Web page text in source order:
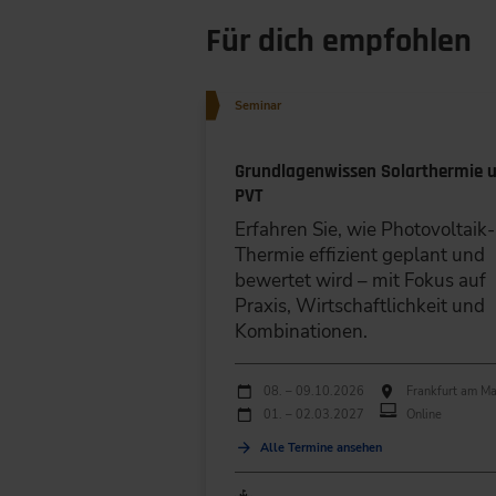
Für dich empfohlen
Seminar
Grundlagenwissen Solarthermie
PVT
Erfahren Sie, wie Photovoltaik-
Thermie effizient geplant und
bewertet wird – mit Fokus auf
Praxis, Wirtschaftlichkeit und
Kombinationen.
Durchführungen
Veranstaltungsdatum Veranstaltungsort
08. – 09.10.2026
Frankfurt am
01. – 02.03.2027
Online
Alle Termine ansehen